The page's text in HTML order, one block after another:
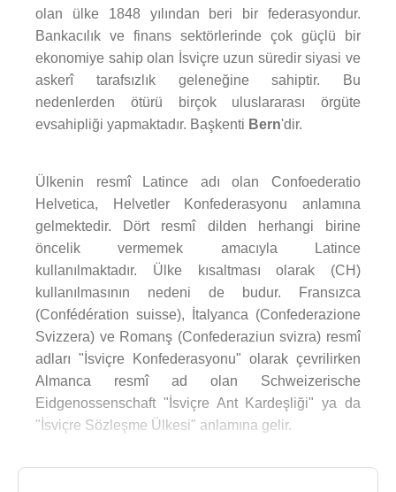
olan ülke 1848 yılından beri bir federasyondur.
Bankacılık ve finans sektörlerinde çok güçlü bir
ekonomiye sahip olan İsviçre uzun süredir siyasi ve
askerî tarafsızlık geleneğine sahiptir. Bu
nedenlerden ötürü birçok uluslararası örgüte
evsahipliği yapmaktadır. Başkenti Bern'dir.
Ülkenin resmî Latince adı olan Confoederatio
Helvetica, Helvetler Konfederasyonu anlamına
gelmektedir. Dört resmî dilden herhangi birine
öncelik vermemek amacıyla Latince
kullanılmaktadır. Ülke kısaltması olarak (CH)
kullanılmasının nedeni de budur. Fransızca
(Confédération suisse), İtalyanca (Confederazione
Svizzera) ve Romanş (Confederaziun svizra) resmî
adları "İsviçre Konfederasyonu" olarak çevrilirken
Almanca resmî ad olan Schweizerische
Eidgenossenschaft "İsviçre Ant Kardeşliği" ya da
"İsviçre Sözleşme Ülkesi" anlamına gelir.